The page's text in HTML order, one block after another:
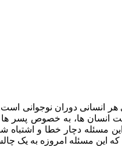
انسانی دوران نوجوانی
انسان ها، به خصوص پسر ها
مسئله دچار خطا و
که این مسئله امروزه به یک